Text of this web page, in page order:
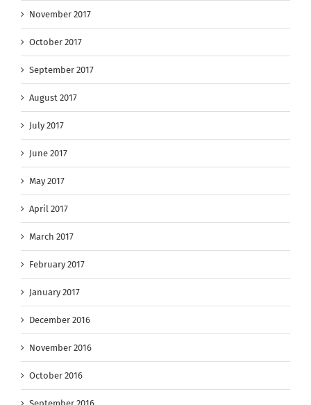
November 2017
October 2017
September 2017
August 2017
July 2017
June 2017
May 2017
April 2017
March 2017
February 2017
January 2017
December 2016
November 2016
October 2016